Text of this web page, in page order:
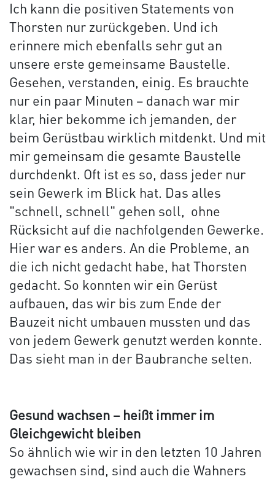
Ich kann die positiven Statements von
Thorsten nur zurückgeben. Und ich
erinnere mich ebenfalls sehr gut an
unsere erste gemeinsame Baustelle.
Gesehen, verstanden, einig. Es brauchte
nur ein paar Minuten – danach war mir
klar, hier bekomme ich jemanden, der
beim Gerüstbau wirklich mitdenkt. Und mit
mir gemeinsam die gesamte Baustelle
durchdenkt. Oft ist es so, dass jeder nur
sein Gewerk im Blick hat. Das alles
"schnell, schnell" gehen soll, ohne
Rücksicht auf die nachfolgenden Gewerke.
Hier war es anders. An die Probleme, an
die ich nicht gedacht habe, hat Thorsten
gedacht. So konnten wir ein Gerüst
aufbauen, das wir bis zum Ende der
Bauzeit nicht umbauen mussten und das
von jedem Gewerk genutzt werden konnte.
Das sieht man in der Baubranche selten.
Gesund wachsen – heißt immer im
Gleichgewicht bleiben
So ähnlich wie wir in den letzten 10 Jahren
gewachsen sind, sind auch die Wahners